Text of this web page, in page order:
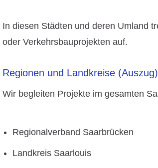
In diesen Städten und deren Umland
oder Verkehrsbauprojekten auf.
Regionen und Landkreise (Auszug)
Wir begleiten Projekte im gesamten
Regionalverband Saarbrücken
Landkreis Saarlouis